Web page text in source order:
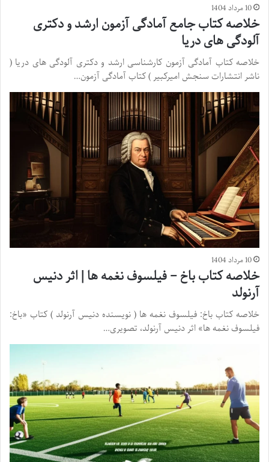
10 مرداد 1404
خلاصه کتاب جامع آمادگی آزمون ارشد و دکتری
آلودگی های دریا
خلاصه کتاب آمادگی آزمون کارشناسی ارشد و دکتری آلودگی های دریا (
ناشر انتشارات سنجش امیرکبیر ) کتاب آمادگی آزمون…
10 مرداد 1404
خلاصه کتاب باخ – فیلسوف نغمه ها | اثر دنیس
آرنولد
خلاصه کتاب باخ: فیلسوف نغمه ها ( نویسنده دنیس آرنولد ) کتاب «باخ:
فیلسوف نغمه ها» اثر دنیس آرنولد، تصویری…